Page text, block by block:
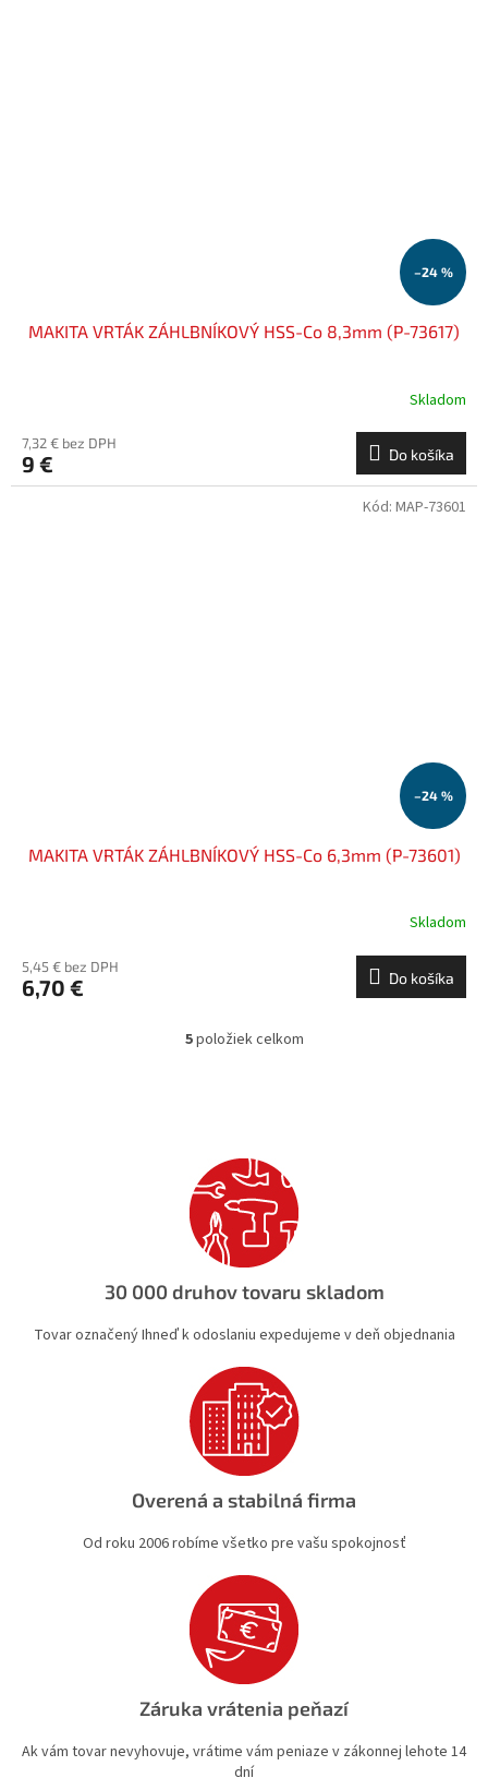
–24 %
MAKITA VRTÁK ZÁHLBNÍKOVÝ HSS-Co 8,3mm (P-73617)
Skladom
7,32 € bez DPH
9 € Do košíka
–24 %
MAKITA VRTÁK ZÁHLBNÍKOVÝ HSS-Co 6,3mm (P-73601)
Skladom
5,45 € bez DPH
6,70 € Do košíka
Kód: MAP-73601
O
c
i
e
p
r
k
v
p
i
s
u
5položiek celkom
30 000 druhov tovaru skladom
Tovar označený Ihneď k odoslaniu expedujeme v deň objednania
Overená a stabilná firma
Od roku 2006 robíme všetko pre vašu spokojnosť
Záruka vrátenia peňazí
Ak vám tovar nevyhovuje, vrátime vám peniaze v zákonnej lehote 14
dní